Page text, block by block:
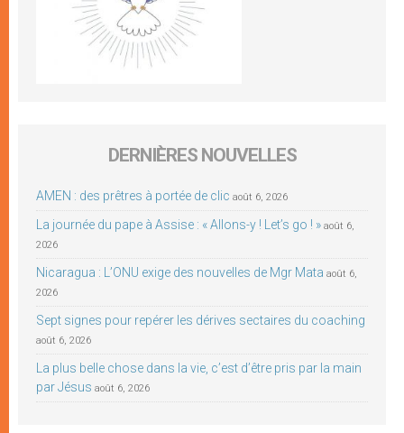
DERNIÈRES NOUVELLES
AMEN : des prêtres à portée de clic août 6, 2026
La journée du pape à Assise : « Allons-y ! Let’s go ! » août 6,
2026
Nicaragua : L’ONU exige des nouvelles de Mgr Mata août 6,
2026
Sept signes pour repérer les dérives sectaires du coaching
août 6, 2026
La plus belle chose dans la vie, c’est d’être pris par la main
par Jésus août 6, 2026